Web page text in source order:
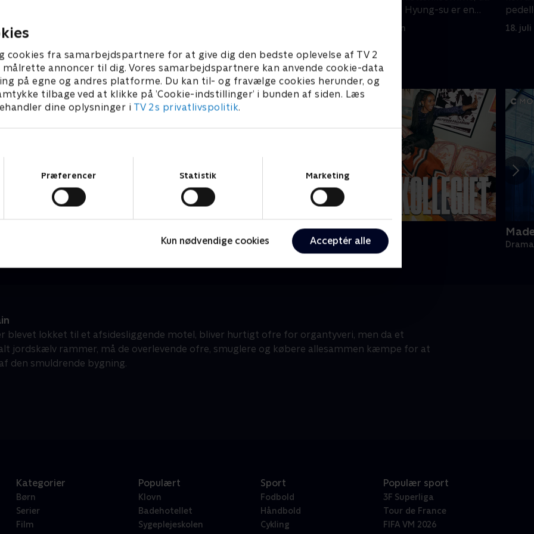
cookies fra samarbejdspartnere for at give dig den bedste oplevelse af TV 2
annoncer til dig. Vores samarbejdspartnere kan anvende cookie-data
på egne og andres platforme. Du kan til- og fravælge cookies herunder, og
tilbage ved at klikke på ’Cookie-indstillinger’ i bunden af siden. Læs
dine oplysninger i TV 2s privatlivspolitik.
Præferencer Statistik Marketing
Kun nødvendige cookies Acceptér alle
32 min
de finder ud af, at Hyung-su er en
11. juli 2024 • 35 min 18. juli
Kollegiet
Drama • 1 sæsoner
blevet lokket til et afsidesliggende motel, bliver hurtigt ofre for organtyveri, men da et
jordskælv rammer, må de overlevende ofre, smuglere og købere allesammen kæmpe for at
den smuldrende bygning.
Kategorier
Børn
Serier
Film
Populært
Klovn
Badehotellet
Sygeplejeskolen
Sport
Fodbold
Håndbold
Cykling
Populær sport
3F Superliga
Tour de France
FIFA VM 2026